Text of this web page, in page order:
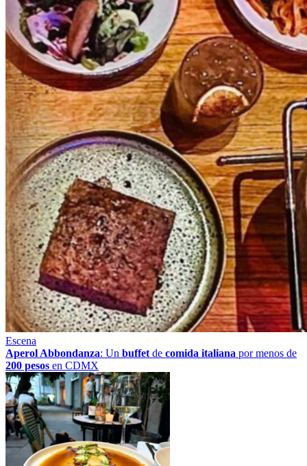
Escena
Aperol Abbondanza: Un buffet de comida italiana por menos de
200 pesos en CDMX